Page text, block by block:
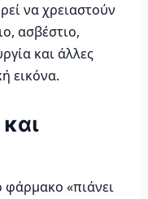
να χρειαστούν
ασβέστιο,
και άλλες
εικόνα.
φάρμακο «πιάνει